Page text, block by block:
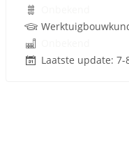
Laatste update: 7-